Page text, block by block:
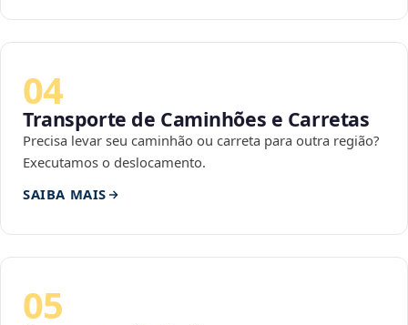
04
Transporte de Caminhões e Carretas
Precisa levar seu caminhão ou carreta para outra região?
Executamos o deslocamento.
SAIBA MAIS
05